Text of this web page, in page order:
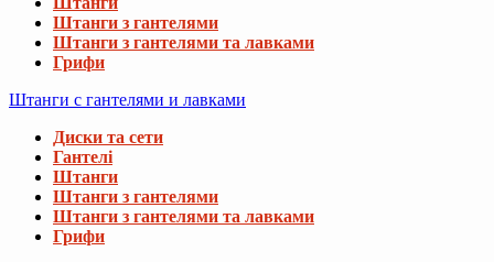
Штанги з гантелями
Штанги з гантелями та лавками
Грифи
Штанги с гантелями и лавками
Диски та сети
Гантелі
Штанги
Штанги з гантелями
Штанги з гантелями та лавками
Грифи